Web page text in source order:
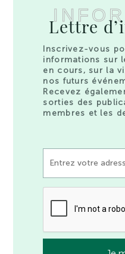
Lettre
Inscrivez-vous
informations sur
en cours, sur la
nos futurs
Recevez
sorties des
membres et les